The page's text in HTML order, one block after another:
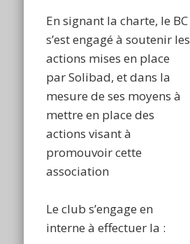
En signant la charte, le BC
s’est engagé à soutenir les
actions mises en place
par Solibad, et dans la
mesure de ses moyens à
mettre en place des
actions visant à
promouvoir cette
association
Le club s’engage en
interne à effectuer la :